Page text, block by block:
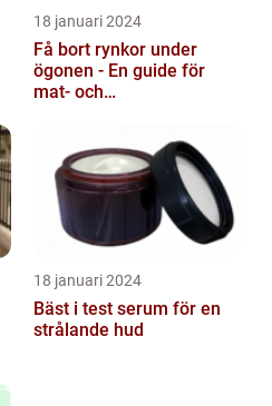
18 januari 2024
Få bort rynkor under
ögonen - En guide för
mat- och
18 januari 2024
Bäst i test serum för en
strålande hud